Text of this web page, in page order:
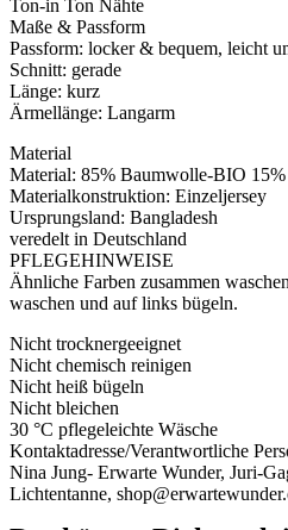
Ton-in Ton Nähte
Maße & Passform
Passform: locker & bequem, leicht
Schnitt: gerade
Länge: kurz
Ärmellänge: Langarm
Material
Material: 85% Baumwolle-BIO 15%
Materialkonstruktion: Einzeljersey
Ursprungsland: Bangladesh
veredelt in Deutschland
PFLEGEHINWEISE
Ähnliche Farben zusammen
waschen und auf links bügeln.
Nicht trocknergeeignet
Nicht chemisch reinigen
Nicht heiß bügeln
Nicht bleichen
30 °C pflegeleichte Wäsche
Kontaktadresse/Verantwortliche
Nina Jung- Erwarte Wunder, Juri-
Lichtentanne,